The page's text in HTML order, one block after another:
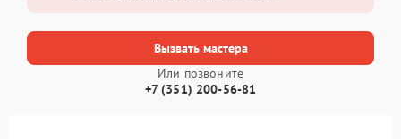
Вызвать мастера
Или позвоните
+7 (351) 200-56-81